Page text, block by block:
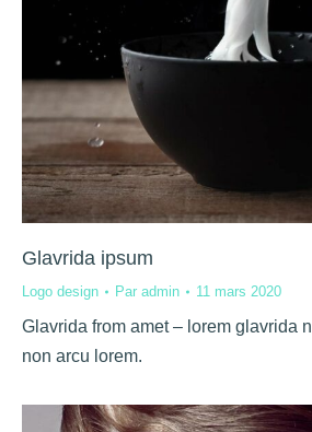
Glavrida ipsum
Logo design Par admin 11 mars 2020
Glavrida from amet – lorem glavrida
non arcu lorem.